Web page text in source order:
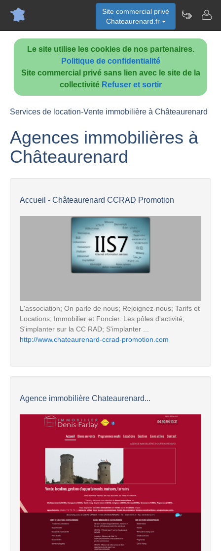
Le site utilise les cookies de nos partenaires.
Politique de confidentialité
Site commercial privé sans lien avec le site de la
collectivité Refuser et sortir
Site commercial privé
Chateaurenard.fr
Services de location-Vente immobilière à Châteaurenard
Agences immobilières à
Châteaurenard
Accueil - Châteaurenard CCRAD Promotion
L'association; On parle de nous; Rejoignez-nous; Tarifs et
Locations; Immobilier et Foncier. Les pôles d'activité;
S'implanter sur la CC RAD; S'implanter ...
http://www.chateaurenard-ccrad-promotion.com
Agence immobilière Chateaurenard...